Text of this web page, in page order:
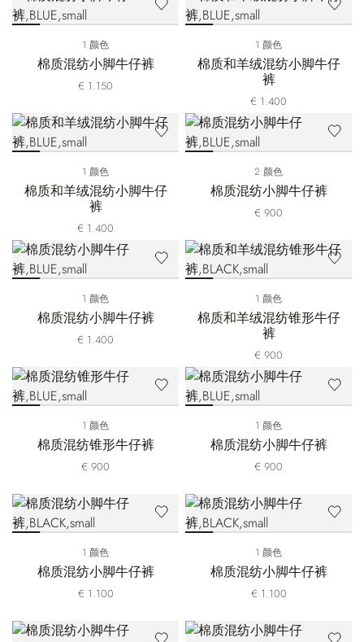
1 颜色
棉质混纺小脚牛仔裤
€ 1.150
1 颜色
棉质和羊绒混纺小脚牛仔
裤
€ 1.400
1 颜色
棉质和羊绒混纺小脚牛仔
裤
€ 1.400
2 颜色
棉质混纺小脚牛仔裤
€ 900
1 颜色
棉质混纺小脚牛仔裤
€ 1.400
1 颜色
棉质和羊绒混纺锥形牛仔
裤
€ 900
1 颜色
棉质混纺锥形牛仔裤
€ 900
1 颜色
棉质混纺小脚牛仔裤
€ 900
1 颜色
棉质混纺小脚牛仔裤
€ 1.100
1 颜色
棉质混纺小脚牛仔裤
€ 1.100